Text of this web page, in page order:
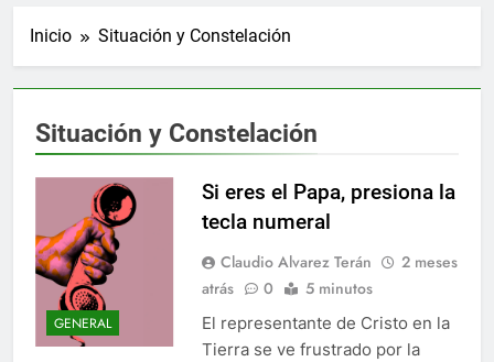
Inicio Situación y Constelación
Situación y Constelación
GENERAL
Si eres el Papa, presiona la
tecla numeral
Claudio Alvarez Terán
2 meses
atrás
0 5 minutos
El representante de Cristo en la
Tierra se ve frustrado por la